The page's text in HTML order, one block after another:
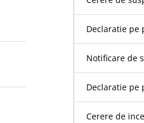
Declaratie pe
Notificare de
Declaratie pe
Cerere de